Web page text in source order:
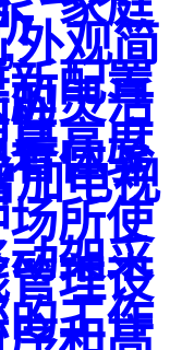
外观简
配置
灵活
高度
体验
加电视
所使
架采
理设
工作